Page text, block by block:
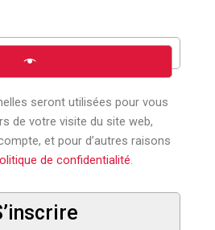
seront utilisées pour vous
de votre visite du site web,
et pour d’autres raisons
de confidentialité.